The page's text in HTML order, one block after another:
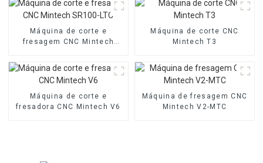
Máquina de corte e
fresagem CNC Mintech
Máquina de corte CNC
Mintech T3
Máquina de corte e
fresadora CNC Mintech V6
Máquina de fresagem CNC
Mintech V2-MTC